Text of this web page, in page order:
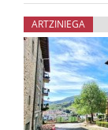
ARTZINIEGA